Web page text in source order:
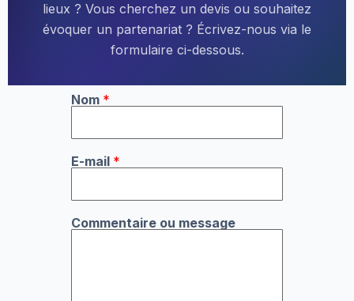
lieux ? Vous cherchez un devis ou souhaitez
évoquer un partenariat ? Écrivez-nous via le
formulaire ci-dessous.
C
o
e
n
t
r
e
*
Nom *
E-mail *
Commentaire ou message